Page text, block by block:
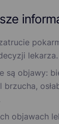
lekarza.
są objawy:
brzucha,
objawach